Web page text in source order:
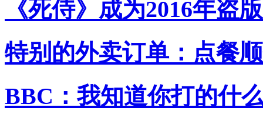
《死侍》成为2016年盗
特别的外卖订单：点餐
BBC：我知道你打的什